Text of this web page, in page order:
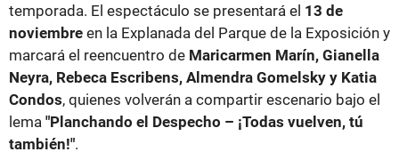
temporada. El espectáculo se presentará el 13 de
noviembre en la Explanada del Parque de la Exposición y
marcará el reencuentro de Maricarmen Marín, Gianella
Neyra, Rebeca Escribens, Almendra Gomelsky y Katia
Condos, quienes volverán a compartir escenario bajo el
lema "Planchando el Despecho – ¡Todas vuelven, tú
también!".